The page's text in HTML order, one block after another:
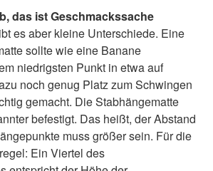
das ist Geschmackssache
es aber kleine Unterschiede. Eine
sollte wie eine Banane
niedrigsten Punkt in etwa auf
noch genug Platz zum Schwingen
gemacht. Die Stabhängematte
befestigt. Das heißt, der Abstand
muss größer sein. Für die
Ein Viertel des